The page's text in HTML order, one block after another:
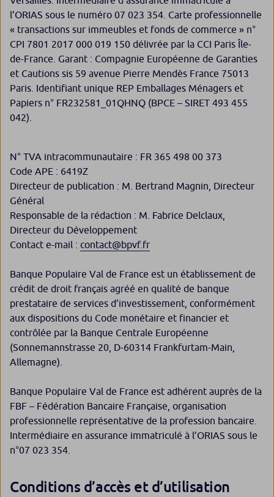
l’ORIAS sous le numéro 07 023 354. Carte professionnelle
« transactions sur immeubles et fonds de commerce » n°
CPI 7801 2017 000 019 150 délivrée par la CCI Paris Île-
de-France.​ Garant : Compagnie Européenne de Garanties
et Cautions sis 59 avenue Pierre Mendès France 75013
Paris. Identifiant unique REP Emballages Ménagers et
Papiers n° FR232581_01QHNQ (BPCE – SIRET 493 455
042).
N° TVA intracommunautaire : FR 365 498 00 373
Code APE : 6419Z
Directeur de publication : M. Bertrand Magnin, Directeur
Général
Responsable de la rédaction : M. Fabrice Delclaux,
Directeur du Développement
Contact e-mail : contact@bpvf.fr
Banque Populaire Val de France est un établissement de
crédit de droit français agréé en qualité de banque
prestataire de services d’investissement, conformément
aux dispositions du Code monétaire et financier et
contrôlée par la Banque Centrale Européenne
(Sonnemannstrasse 20, D-60314 Frankfurtam-Main,
Allemagne).
Banque Populaire Val de France est adhérent auprès de la
FBF – Fédération Bancaire Française, organisation
professionnelle représentative de la profession bancaire.
Intermédiaire en assurance immatriculé à l’ORIAS sous le
n°07 023 354.
Conditions d’accès et d’utilisation